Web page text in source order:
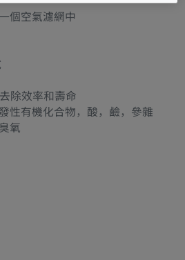
個空氣濾網中
除效率和壽命
性有機化合物，酸，鹼，參雜
氧